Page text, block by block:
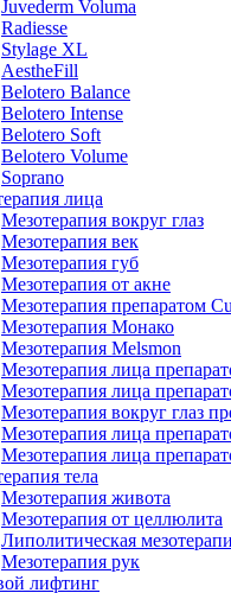
Juvederm Voluma
Radiesse
Stylage XL
AestheFill
Belotero Balance
Belotero Intense
Belotero Soft
Belotero Volume
Soprano
лица
Мезотерапия вокруг глаз
Мезотерапия век
Мезотерапия губ
Мезотерапия от акне
Мезотерапия препаратом
Мезотерапия Монако
Мезотерапия Melsmon
Мезотерапия лица
Мезотерапия лица
Мезотерапия вокруг глаз
Мезотерапия лица
Мезотерапия лица
тела
Мезотерапия живота
Мезотерапия от целлюлита
Липолитическая
Мезотерапия рук
лифтинг